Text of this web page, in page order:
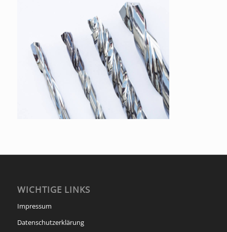
WICHTIGE LINKS
Impressum
Datenschutzerklärung